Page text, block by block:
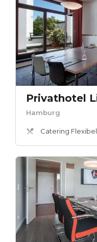
Hamburg
Catering Flexibel